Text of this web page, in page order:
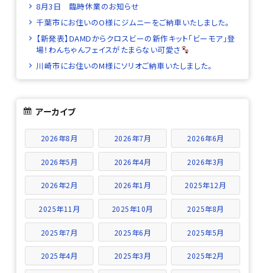
8月3日 臨時休業のお知らせ
千葉市にお住いのO様にジムニーをご納車いたしました。
【新発表】DAMDからクロスビーの新作キット「ビーモア」登
場！わんちゃんフェイスがたまらない可愛さ
川崎市にお住いのM様にソリオご納車いたしました。
アーカイブ
2026年8月 2026年7月 2026年6月
2026年5月 2026年4月 2026年3月
2026年2月 2026年1月 2025年12月
2025年11月 2025年10月 2025年8月
2025年7月 2025年6月 2025年5月
2025年4月 2025年3月 2025年2月